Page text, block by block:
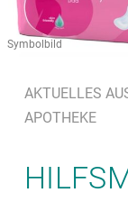
Symbolbild
AKTUELLES
APOTHEKE